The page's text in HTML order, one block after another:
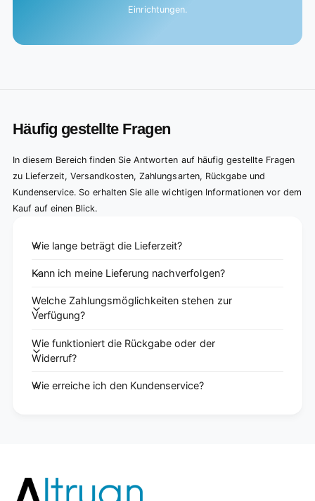
Einrichtungen.
Häufig gestellte Fragen
In diesem Bereich finden Sie Antworten auf häufig gestellte Fragen
zu Lieferzeit, Versandkosten, Zahlungsarten, Rückgabe und
Kundenservice. So erhalten Sie alle wichtigen Informationen vor dem
Kauf auf einen Blick.
Wie lange beträgt die Lieferzeit?
Kann ich meine Lieferung nachverfolgen?
Welche Zahlungsmöglichkeiten stehen zur
Verfügung?
Wie funktioniert die Rückgabe oder der
Widerruf?
Wie erreiche ich den Kundenservice?